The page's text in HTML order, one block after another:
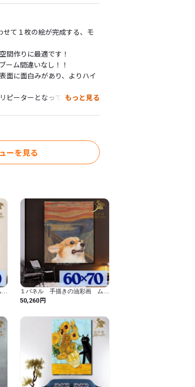
せて１枚の絵が完成する、モ
間作りに最適です！
ーム間違いなし！！
面に面白みがあり、よりハイ
ピーターとなって、
ださい。
務所やモデルルームやお店や
います。
や、日ごろの感謝の気持ちを
承くださいませ。
します。
時間をいただきますので、
もっと見る
ーを見る
１パネル 手描きの油彩画 ムン
クの叫び 犬アレンジ 絵画 イ
ンテリア モダン アートパネル
50,260円